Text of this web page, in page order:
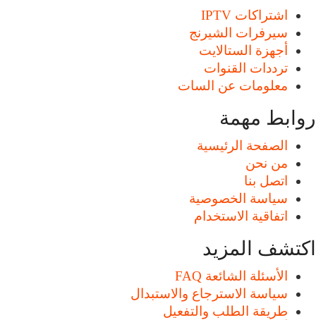
اشتراكات IPTV
سيرفرات الشيرنج
أجهزة الستالايت
ترددات القنوات
معلومات عن السات
روابط مهمة
الصفحة الرئيسية
من نحن
اتصل بنا
سياسة الخصوصية
اتفاقية الاستخدام
اكتشف المزيد
الأسئلة الشائعة FAQ
سياسة الاسترجاع والاستبدال
طريقة الطلب والتفعيل